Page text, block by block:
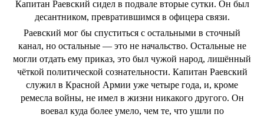
Капитан Раевский сидел в подвале вторые сутки. Он был
десантником, превратившимся в офицера связи.
Раевский мог бы спуститься с остальными в сточный
канал, но остальные — это не начальство. Остальные не
могли отдать ему приказ, это был чужой народ, лишённый
чёткой политической сознательности. Капитан Раевский
служил в Красной Армии уже четыре года, и, кроме
ремесла войны, не имел в жизни никакого другого. Он
воевал куда более умело, чем те, что ушли по